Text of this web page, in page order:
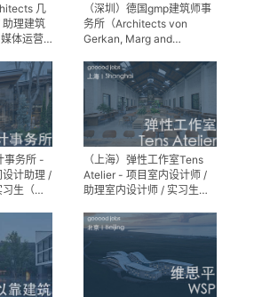
几
理建筑
体运营
（深圳）德国gmp建筑师事
务所（Architects von
Gerkan, Marg and
事务所 -
设计助理 /
生（长
（上海）弹性工作室Tens
Atelier - 项目室内设计师 /
助理室内设计师 / 实习生